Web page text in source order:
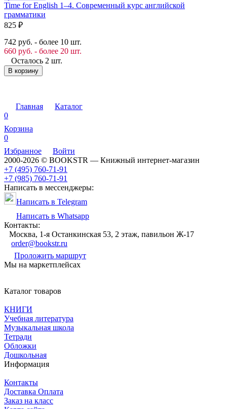
Time for English 1–4. Современный курс английской
грамматики
825 ₽
742 руб. - более 10 шт.
660 руб. - более 20 шт.
Осталось 2 шт.
В корзину
Главная
Каталог
0
Корзина
0
Избранное
Войти
2000-2026 © BOOKSTR — Книжный интернет-магазин
+7 (495) 760-71-91
+7 (985) 760-71-91
Написать в мессенджеры:
Написать в Telegram
Написать в Whatsapp
Контакты:
Москва, 1-я Останкинская 53, 2 этаж, павильон Ж-17
order@bookstr.ru
Проложить маршрут
Мы на маркетплейсах
Каталог товаров
КНИГИ
Учебная литература
Музыкальная школа
Тетради
Обложки
Дошкольная
Информация
Контакты
Доставка Оплата
Заказ на класс